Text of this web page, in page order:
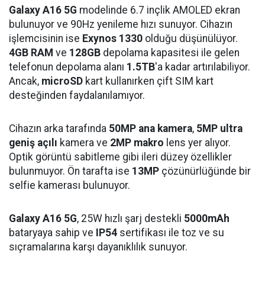
Galaxy A16 5G modelinde 6.7 inçlik AMOLED ekran
bulunuyor ve 90Hz yenileme hızı sunuyor. Cihazın
işlemcisinin ise Exynos 1330 olduğu düşünülüyor.
4GB RAM ve 128GB depolama kapasitesi ile gelen
telefonun depolama alanı 1.5TB'a kadar artırılabiliyor.
Ancak, microSD kart kullanırken çift SIM kart
desteğinden faydalanılamıyor.
Cihazın arka tarafında 50MP ana kamera, 5MP ultra
geniş açılı kamera ve 2MP makro lens yer alıyor.
Optik görüntü sabitleme gibi ileri düzey özellikler
bulunmuyor. Ön tarafta ise 13MP çözünürlüğünde bir
selfie kamerası bulunuyor.
Galaxy A16 5G, 25W hızlı şarj destekli 5000mAh
bataryaya sahip ve
IP54 sertifikası ile toz ve su
sıçramalarına karşı dayanıklılık sunuyor.